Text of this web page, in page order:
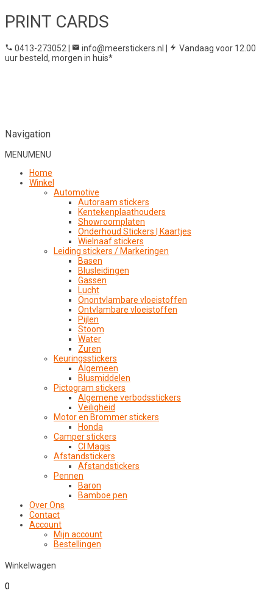
PRINT CARDS
0413-273052 | info@meerstickers.nl |
Vandaag voor 12.00
uur besteld, morgen in huis*
Navigation
MENUMENU
Home
Winkel
Automotive
Autoraam stickers
Kentekenplaathouders
Showroomplaten
Onderhoud Stickers | Kaartjes
Wielnaaf stickers
Leiding stickers / Markeringen
Basen
Blusleidingen
Gassen
Lucht
Onontvlambare vloeistoffen
Ontvlambare vloeistoffen
Pijlen
Stoom
Water
Zuren
Keuringsstickers
Algemeen
Blusmiddelen
Pictogram stickers
Algemene verbodsstickers
Veiligheid
Motor en Brommer stickers
Honda
Camper stickers
CI Magis
Afstandstickers
Afstandstickers
Pennen
Baron
Bamboe pen
Over Ons
Contact
Account
Mijn account
Bestellingen
Winkelwagen
0